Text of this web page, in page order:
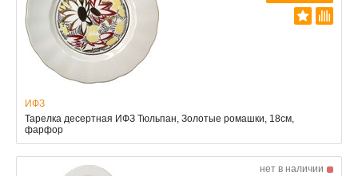
ИФЗ
Тарелка десертная ИФЗ Тюльпан, Золотые ромашки, 18см,
фарфор
нет в наличии